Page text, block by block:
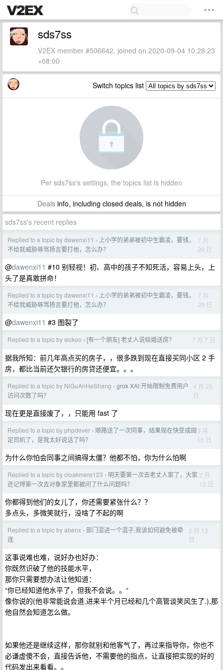
sds7ss
V2EX member #506642, joined on 2020-09-04 10:28:23
+08:00
Switch topics list
Per sds7ss's settings, the topics list is hidden
Dealsinfo, including closed deals, is not hidden
sds7ss's recent replies
Replied to a topic by dawenxi11 ›
上小学的弟弟被初中生霸凌，要钱，
不给就威胁辱骂扬言要打他，怎么办？
7 月
29 日
@dawenxi11 #10 别轻视！初、高中的孩子不知死活，容易上头，上
头了是真敢拼命！
Replied to a topic by dawenxi11 ›
上小学的弟弟被初中生霸凌，要钱，
不给就威胁辱骂扬言要打他，怎么办？
7 月
29 日
@dawenxi11 #3 图裂了
Replied to a topic by sickoo › [有一个朋友] 老丈人说结婚送房？ 7 月 7 日
据我所知：前几年高点买的房子，，很多跌到现在直接买同小区 2 手
房，都比当前还欠银行的房贷还便宜。。。
Replied to a topic by NiGuAnHeShang › grok XAI 开始限制免费用户
访问次数了吗？
4 月 25
日
现在更是直接废了，，只能用 fast 了
Replied to a topic by phpdever › 顺路送了一次同事，结果现在快变成固
定司机了，是我太好说话了吗？
3 月
16 日
为什么你怕会同事之间搞得太僵？他都不怕，你为什么怕啊
Replied to a topic by cloakmere123 › 明天要第一次去老丈人家了，大家
还记得第一次去对象家里都被问了什么问题吗？
2 月
13 日
你都得到他们的女儿了，你还需要紧张什么？？
多点头，多微笑就行，没啥了不起的啊
Replied to a topic by abenx › 部门混进一个混子,我该如何避免被牵
连
2 月 13
日
这事说难也难，说好办也好办：
你既然识破了他的技能水平，
那你只需要想办法让他知道：
“你已经知道他水平了，但我不会说。。“
像你说的(他非常能说会道.进来半个月已经和几个高管谈笑风生了.),那
他自然会知道怎么做。
如果他还是继续这样，那你就别和他客气了，再过来指导你，你也不
必谦虚傻不会，直接告诉他，不需要他的指点，让直接把实现的好的
代码发出来看看。。